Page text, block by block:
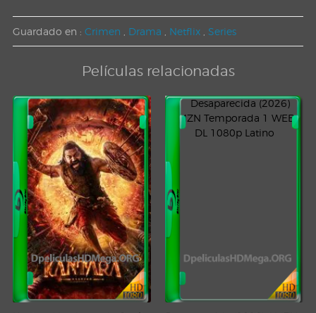
Guardado en : Crimen Drama Netflix Series
Películas relacionadas